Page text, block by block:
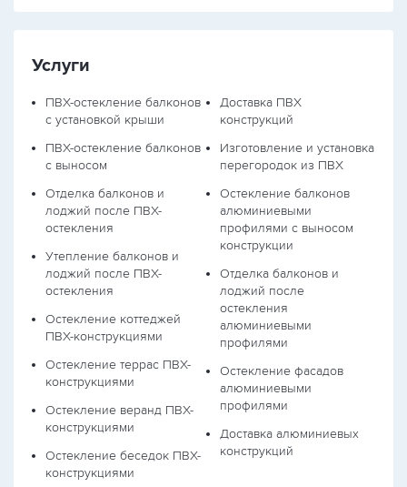
Услуги
ПВХ-остекление балконов
с установкой крыши
ПВХ-остекление балконов
с выносом
Отделка балконов и
лоджий после ПВХ-
остекления
Утепление балконов и
лоджий после ПВХ-
остекления
Остекление коттеджей
ПВХ-конструкциями
Остекление террас ПВХ-
конструкциями
Остекление веранд ПВХ-
конструкциями
Остекление беседок ПВХ-
конструкциями
Доставка ПВХ
конструкций
Изготовление и установка
перегородок из ПВХ
Остекление балконов
алюминиевыми
профилями с выносом
конструкции
Отделка балконов и
лоджий после
остекления
алюминиевыми
профилями
Остекление фасадов
алюминиевыми
профилями
Доставка алюминиевых
конструкций